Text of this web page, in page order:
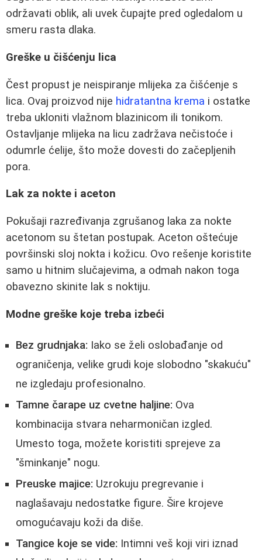
održavati oblik, ali uvek čupajte pred ogledalom u
smeru rasta dlaka.
Greške u čišćenju lica
Čest propust je neispiranje mlijeka za čišćenje s
lica. Ovaj proizvod nije hidratantna krema i ostatke
treba ukloniti vlažnom blazinicom ili tonikom.
Ostavljanje mlijeka na licu zadržava nečistoće i
odumrle ćelije, što može dovesti do začepljenih
pora.
Lak za nokte i aceton
Pokušaji razređivanja zgrušanog laka za nokte
acetonom su štetan postupak. Aceton oštećuje
površinski sloj nokta i kožicu. Ovo rešenje koristite
samo u hitnim slučajevima, a odmah nakon toga
obavezno skinite lak s noktiju.
Modne greške koje treba izbeći
Bez grudnjaka: Iako se želi oslobađanje od
ograničenja, velike grudi koje slobodno "skakuću"
ne izgledaju profesionalno.
Tamne čarape uz cvetne haljine: Ova
kombinacija stvara neharmoničan izgled.
Umesto toga, možete koristiti sprejeve za
"šminkanje" nogu.
Preuske majice: Uzrokuju pregrevanie i
naglašavaju nedostatke figure. Šire krojeve
omogućavaju koži da diše.
Tangice koje se vide: Intimni veš koji viri iznad